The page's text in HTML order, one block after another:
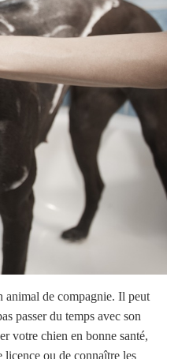
animal de compagnie. Il peut
passer du temps avec son
votre chien en bonne santé,
licence ou de connaître les